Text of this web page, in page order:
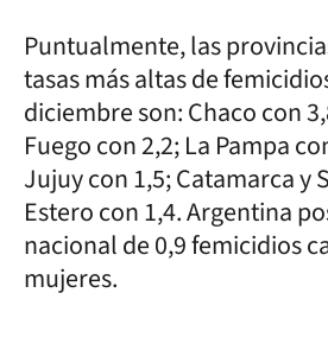
Puntualmente, las
tasas más altas de
diciembre son: Chaco con
Fuego con 2,2; La Pampa
Jujuy con 1,5; Catamarca y
Estero con 1,4. Argentina
nacional de 0,9 femicidios
mujeres.